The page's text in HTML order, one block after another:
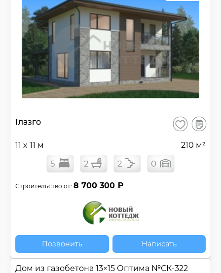
Глазго Сохранить
В
11 x 11 м 210 м²
5 2 2 0
Строительство от: 8 700 300 ₽
Позвонить Написать
Дом из газобетона 13×15 Оптима №СК-322